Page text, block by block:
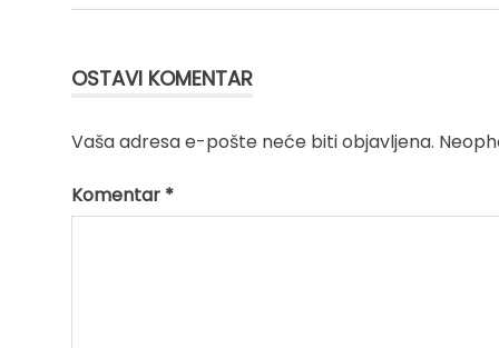
OSTAVI KOMENTAR
Vaša adresa e-pošte neće biti objavljena.
Komentar *